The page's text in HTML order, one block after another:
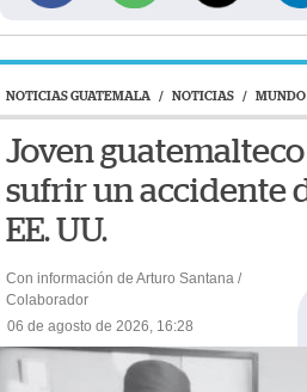
NOTICIAS GUATEMALA / NOTICIAS / MUNDO
Joven
sufrir un accidente
EE. UU.
Con información de Arturo Santana /
Colaborador
06 de agosto de 2026, 16:28